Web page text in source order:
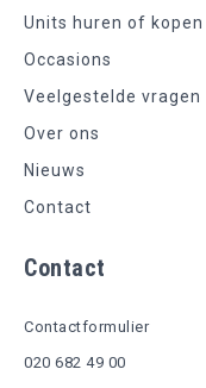
Units huren of kopen
Occasions
Veelgestelde vragen
Over ons
Nieuws
Contact
Contact
Contactformulier
020 682 49 00